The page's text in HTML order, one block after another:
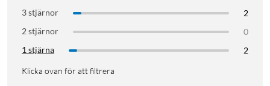
3 stjärnor
2
2 stjärnor
0
1 stjärna
2
Klicka ovan för att filtrera